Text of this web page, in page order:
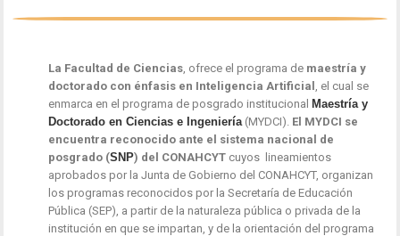
La Facultad de Ciencias , ofrece el programa de maestría y
doctorado con énfasis en Inteligencia Artificial
, el cual se
enmarca en el programa de posgrado institucional Maestría y
Doctorado en Ciencias e Ingeniería (MYDCI). El MYDCI se
encuentra reconocido ante el sistema nacional de
posgrado (SNP) del CONAHCYT cuyos lineamientos
aprobados por la Junta de Gobierno del CONAHCYT, organizan
los programas reconocidos por la Secretaría de Educación
Pública (SEP), a partir de la naturaleza pública o privada de la
institución en que se impartan, y de la orientación del programa